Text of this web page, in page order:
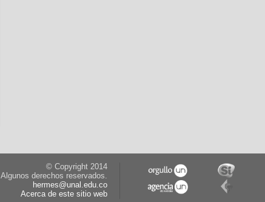
© Copyright 2014
Algunos derechos reservados.
hermes@unal.edu.co
Acerca de este sitio web